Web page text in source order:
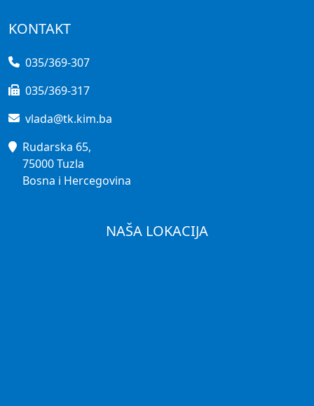
KONTAKT
035/369-307
035/369-317
vlada@tk.kim.ba
Rudarska 65,
75000 Tuzla
Bosna i Hercegovina
NAŠA LOKACIJA